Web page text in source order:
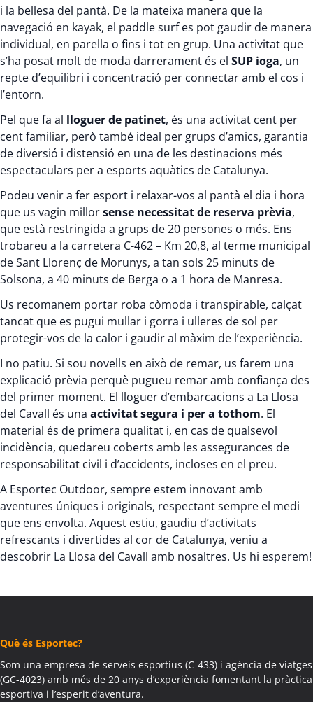
i la bellesa del pantà. De la mateixa manera que la
navegació en kayak, el paddle surf es pot gaudir de manera
individual, en parella o fins i tot en grup. Una activitat que
s’ha posat molt de moda darrerament és el SUP ioga, un
repte d’equilibri i concentració per connectar amb el cos i
l’entorn.
Pel que fa al lloguer de patinet, és una activitat cent per
cent familiar, però també ideal per grups d’amics, garantia
de diversió i distensió en una de les destinacions més
espectaculars per a esports aquàtics de Catalunya.
Podeu venir a fer esport i relaxar-vos al pantà el dia i hora
que us vagin millorsense necessitat de reserva prèvia,
que està restringida a grups de 20 persones o més. Ens
trobareu a la carretera C-462 – Km 20,8, al terme municipal
de Sant Llorenç de Morunys, a tan sols 25 minuts de
Solsona, a 40 minuts de Berga o a 1 hora de Manresa.
Us recomanem portar roba còmoda i transpirable, calçat
tancat que es pugui mullar i gorra i ulleres de sol per
protegir-vos de la calor i gaudir al màxim de l’experiència.
I no patiu. Si sou novells en això de remar, us farem una
explicació prèvia perquè pugueu remar amb confiança des
del primer moment. El lloguer d’embarcacions a La Llosa
del Cavall és una activitat segura i per a tothom. El
material és de primera qualitat i, en cas de qualsevol
incidència, quedareu coberts amb les assegurances de
responsabilitat civil i d’accidents, incloses en el preu.
A Esportec Outdoor, sempre estem innovant amb
aventures úniques i originals, respectant sempre el medi
que ens envolta. Aquest estiu, gaudiu d’activitats
refrescants i divertides al cor de Catalunya, veniu a
descobrir La Llosa del Cavall amb nosaltres. Us hi esperem!
Què és Esportec?
Som una empresa de serveis esportius (C-433) i agència de viatges
(GC-4023) amb més de 20 anys d’experiència fomentant la pràctica
esportiva i l’esperit d’aventura.